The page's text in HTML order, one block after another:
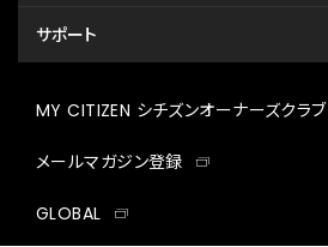
サポート
MY CITIZEN シチズンオーナーズクラブ
メールマガジン登録
GLOBAL